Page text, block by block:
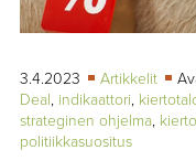
YHTEYSTIEDOT
3.4.2023 Artikkelit
Deal, indikaattori,
strateginen ohjelma,
politiikkasuositus